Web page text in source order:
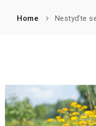
Home Nestyďte